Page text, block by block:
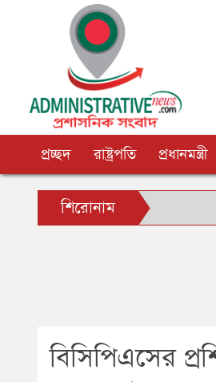
প্রচ্ছদ রাষ্ট্রপতি প্রধানমন্ত্রী
শিরোনাম
বিসিপিএসের